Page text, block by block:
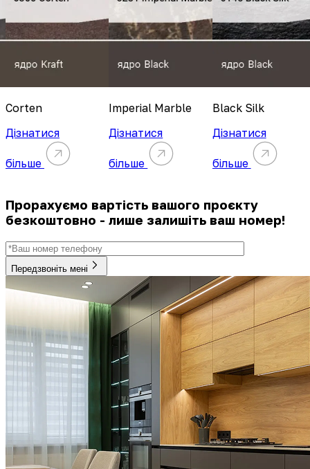
Corten
Дізнатися
більше
Imperial Marble
Дізнатися
більше
Black Silk
Дізнатися
більше
Прорахуємо вартість вашого проєкту
безкоштовно - лише залишіть ваш номер!
Передзвоніть мені